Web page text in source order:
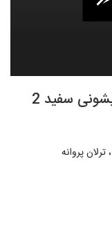
دانلود کامل و رایگان فیلم آهوی پیشونی سفید 2